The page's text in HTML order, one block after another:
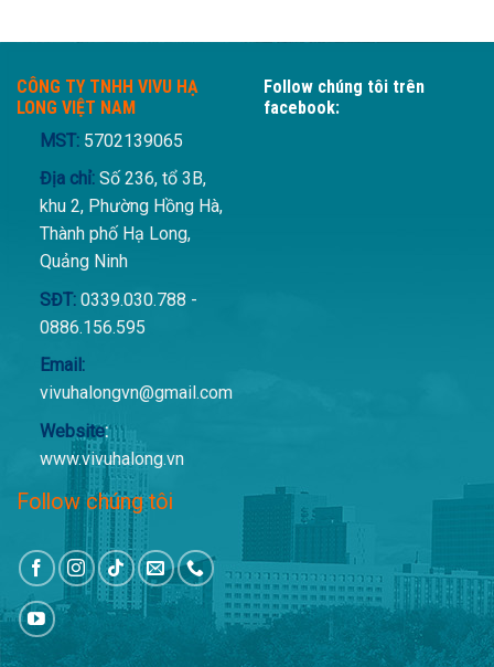
CÔNG TY TNHH VIVU HẠ
LONG VIỆT NAM
MST: 5702139065
Địa chỉ:Số 236, tổ 3B,
khu 2, Phường Hồng Hà,
Thành phố Hạ Long,
Quảng Ninh
SĐT:0339.030.788 -
0886.156.595
Email:
vivuhalongvn@gmail.com
Website:
www.vivuhalong.vn
Follow chúng tôi
Follow chúng tôi trên
facebook: